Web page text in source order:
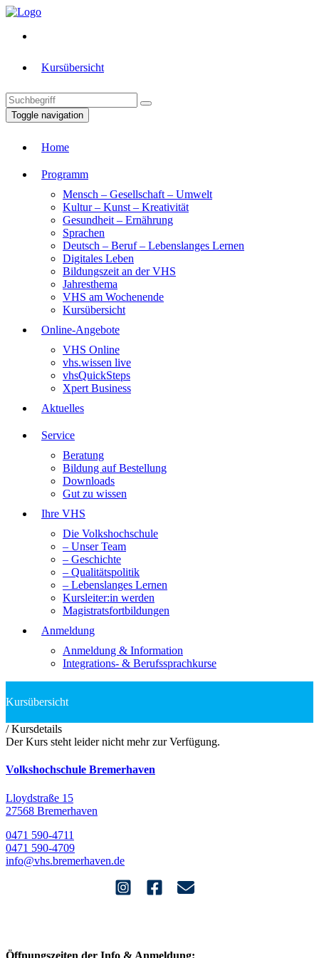
Kursübersicht
Toggle navigation
Home
Programm
Mensch – Gesellschaft – Umwelt
Kultur – Kunst – Kreativität
Gesundheit – Ernährung
Sprachen
Deutsch – Beruf – Lebenslanges Lernen
Digitales Leben
Bildungszeit an der VHS
Jahresthema
VHS am Wochenende
Kursübersicht
Online-Angebote
VHS Online
vhs.wissen live
vhsQuickSteps
Xpert Business
Aktuelles
Service
Beratung
Bildung auf Bestellung
Downloads
Gut zu wissen
Ihre VHS
Die Volkshochschule
– Unser Team
– Geschichte
– Qualitätspolitik
– Lebenslanges Lernen
Kursleiter:in werden
Magistratsfortbildungen
Anmeldung
Anmeldung & Information
Integrations- & Berufssprachkurse
/Kursdetails
Der Kurs steht leider nicht mehr zur Verfügung.
Volkshochschule Bremerhaven
Lloydstraße 15
27568 Bremerhaven
0471 590-4711
0471 590-4709
info@vhs.bremerhaven.de
Öffnungszeiten der Info & Anmeldung: